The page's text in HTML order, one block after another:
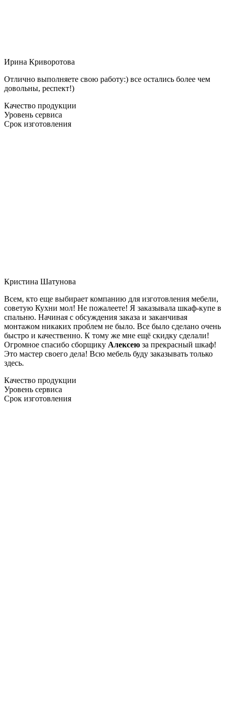
Ирина Криворотова
Отлично выполняете свою работу:) все остались более чем
довольны, респект!)
Качество продукции
Уровень сервиса
Срок изготовления
Кристина Шатунова
Всем, кто еще выбирает компанию для изготовления мебели,
советую Кухни мол! Не пожалеете! Я заказывала шкаф-купе в
спальню. Начиная с обсуждения заказа и заканчивая
монтажом никаких проблем не было. Все было сделано очень
быстро и качественно. К тому же мне ещё скидку сделали!
Огромное спасибо сборщику Алексею за прекрасный шкаф!
Это мастер своего дела! Всю мебель буду заказывать только
здесь.
Качество продукции
Уровень сервиса
Срок изготовления